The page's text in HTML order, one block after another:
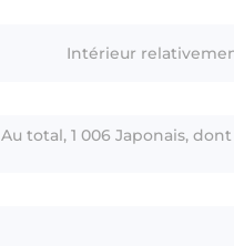
Intérieur
Au total, 1 006 Japonais,